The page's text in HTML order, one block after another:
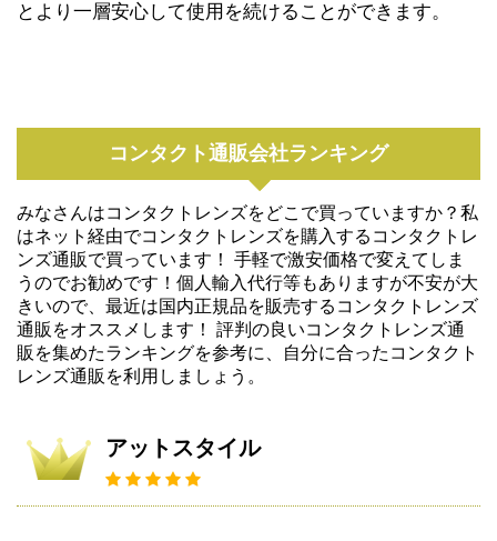
とより一層安心して使用を続けることができます。
コンタクト通販会社ランキング
みなさんはコンタクトレンズをどこで買っていますか？私
はネット経由でコンタクトレンズを購入するコンタクトレ
ンズ通販で買っています！ 手軽で激安価格で変えてしま
うのでお勧めです！個人輸入代行等もありますが不安が大
きいので、最近は国内正規品を販売するコンタクトレンズ
通販をオススメします！ 評判の良いコンタクトレンズ通
販を集めたランキングを参考に、自分に合ったコンタクト
レンズ通販を利用しましょう。
アットスタイル